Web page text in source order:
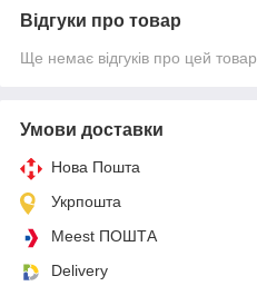
Відгуки про товар
Ще немає відгуків про цей товар
Умови доставки
Нова Пошта
Укрпошта
Meest ПОШТА
Delivery